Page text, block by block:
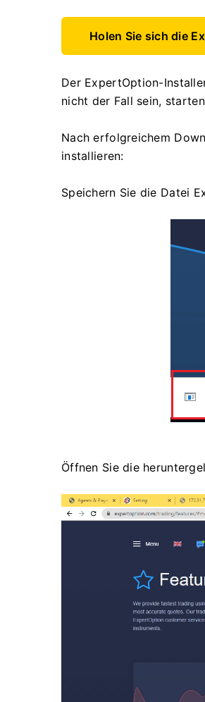
Holen Sie sich die
Der ExpertOption-
nicht der Fall sein,
Nach erfolgreichem
installieren:
Speichern Sie die Datei
Öffnen Sie die